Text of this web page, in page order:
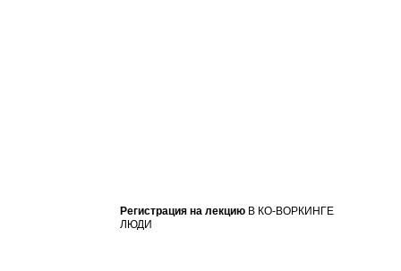
Регистрация на лекцию В КО-ВОРКИНГЕ
ЛЮДИ